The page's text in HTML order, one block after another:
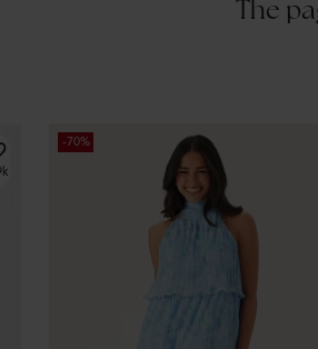
The
-70%